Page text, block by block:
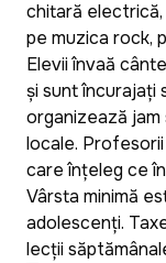
chitară
pe muzica rock,
Elevii învață
și sunt încurajați
organizează
locale.
care înțeleg ce
Vârsta minimă
adolescenți.
lecții